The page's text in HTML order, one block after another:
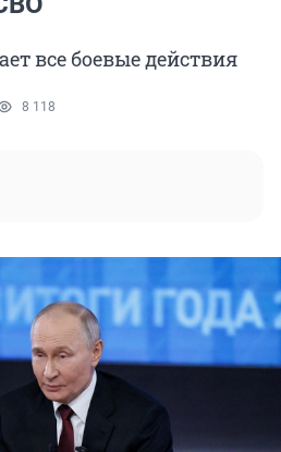
все боевые действия
8 118